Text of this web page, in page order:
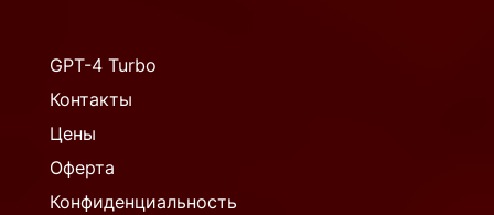
GPT-4 Turbo
Контакты
Цены
Оферта
Конфиденциальность